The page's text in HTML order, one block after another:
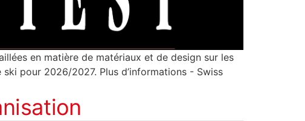
en matière de matériaux et de design sur les
pour 2026/2027. Plus d’informations - Swiss